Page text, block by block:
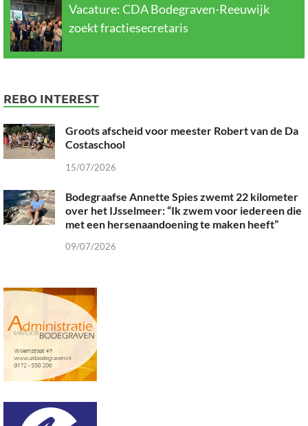
Vacature: CDA Bodegraven-Reeuwijk
zoekt fractiesecretaris
REBO INTEREST
Groots afscheid voor meester Robert van de Da
Costaschool
15/07/2026
Bodegraafse Annette Spies zwemt 22 kilometer
over het IJsselmeer: “Ik zwem voor iedereen die
met een hersenaandoening te maken heeft”
09/07/2026